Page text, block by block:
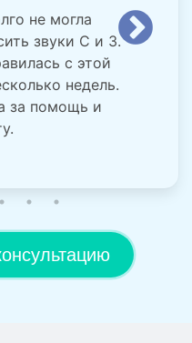
не могла
звуки С и З.
с этой
недель.
за помощь и